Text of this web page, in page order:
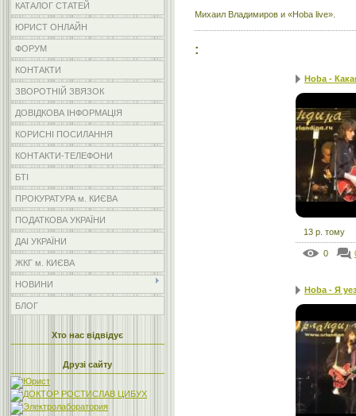
КАТАЛОГ СТАТЕЙ
ЮРИСТ ОНЛАЙН
ФОРУМ
КОНТАКТИ
ЗВОРОТНІЙ ЗВЯЗОК
ДОВІДКОВА ІНФОРМАЦІЯ
КОРИСНІ ПОСИЛАННЯ
КОНТАКТИ-ТЕЛЕФОНИ
БТІ
ПРОКУРАТУРА м. КИЄВА
ПОДАТКОВА УКРАЇНИ
ДАІ УКРАЇНИ
ЖКГ м. КИЄВА
НОВИНИ
БЛОГ
Хто нас відвідує
Друзі сайту
Михаил Владимиров и «Hoba live».
:
Hoba -
13 р. тому
0
Hoba - Я